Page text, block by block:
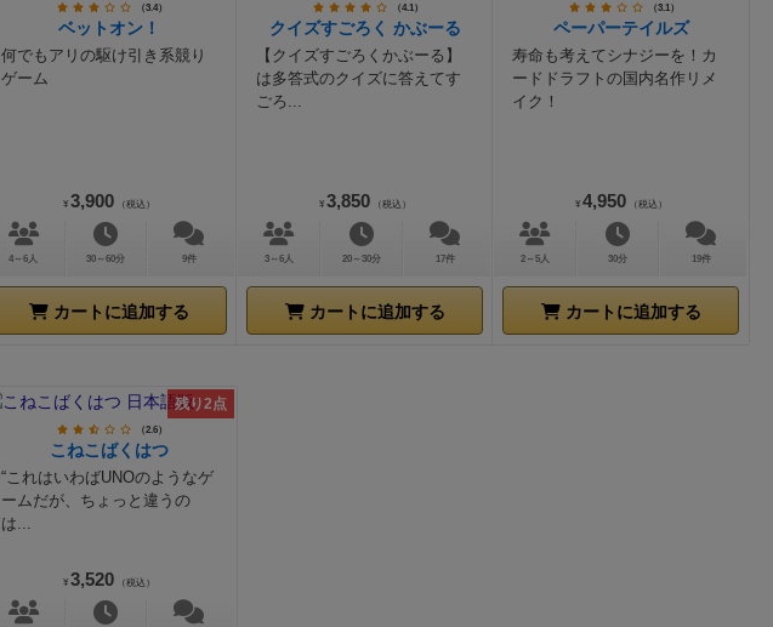
（3.4）
ベットオン！
何でもアリの駆け引き系競り
ゲーム
¥ 3,900 （税込）
4～6人 30～60分 9件
カートに追加する
（4.1）
クイズすごろく かぶーる
【クイズすごろくかぶーる】
は多答式のクイズに答えてす
ごろ...
¥ 3,850 （税込）
3～6人 20～30分 17件
カートに追加する
（3.1）
ペーパーテイルズ
寿命も考えてシナジーを！カ
ードドラフトの国内名作リメ
イク！
¥ 4,950 （税込）
2～5人 30分 19件
カートに追加する
残り2点
（2.6）
こねこばくはつ
“これはいわばUNOのようなゲ
ームだが、ちょっと違うの
は...
¥ 3,520 （税込）